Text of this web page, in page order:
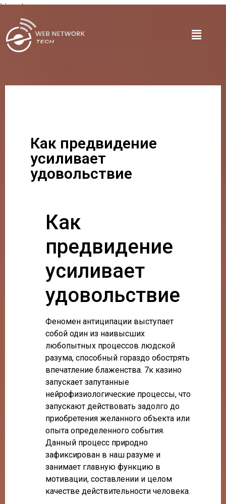
Lire plus
Как предвидение
усиливает
удовольствие
Как
предвидение
усиливает
удовольствие
Феномен антиципации выступает
собой один из наивысших
любопытных процессов людской
разума, способный гораздо обострять
впечатление блаженства. 7к казино
запускает запутанные
нейрофизиологические процессы, что
запускают действовать задолго до
приобретения желанного объекта или
опыта определенного события.
Данный процесс природно
зафиксирован в наш разуме и
занимает главную функцию в
мотивации, составлении и целом
качестве действительности человека.